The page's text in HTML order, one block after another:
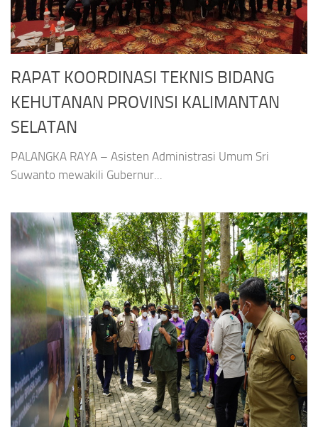
RAPAT KOORDINASI TEKNIS BIDANG
KEHUTANAN PROVINSI KALIMANTAN
SELATAN
PALANGKA RAYA – Asisten Administrasi Umum Sri
Suwanto mewakili Gubernur...